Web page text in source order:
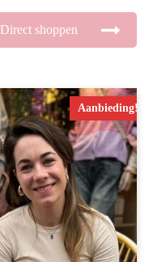
Direct shoppen
Aanbieding!